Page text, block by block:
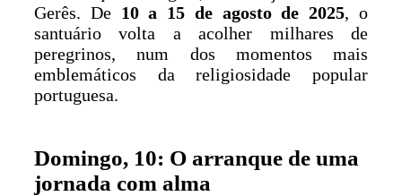
Gerês. De 10 a 15 de agosto de 2025, o
santuário volta a acolher milhares de
peregrinos, num dos momentos mais
emblemáticos da religiosidade popular
portuguesa.
Domingo, 10: O arranque de uma
jornada com alma